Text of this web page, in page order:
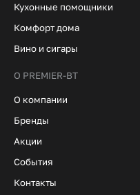
Кухонные помощники
Комфорт дома
Вино и сигары
О PREMIER-BT
О компании
Бренды
Акции
События
Контакты